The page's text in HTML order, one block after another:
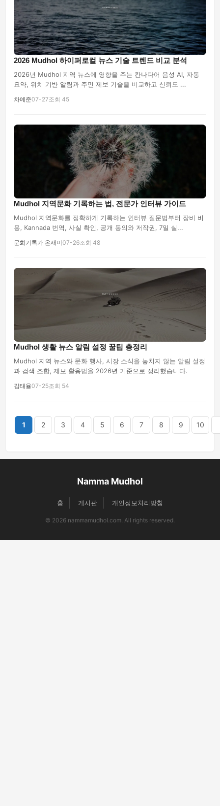
2026 Mudhol 하이퍼로컬 뉴스 기술 트렌드 비교 분석
2026년 Mudhol 지역 뉴스에 영향을 주는 칸나다어 음성 AI, 자동
요약, 위치 기반 알림과 주민 제보 기술을 비교하고 신뢰도 ...
차예준07-27조회 45
Mudhol 지역문화 기록하는 법, 전문가 인터뷰 가이드
Mudhol 지역문화를 정확하게 기록하는 인터뷰 질문법부터 장비 비
용, Kannada 번역, 사실 확인, 공개 동의와 저작권, 7일 실...
문화기록가 온새미07-26조회 48
Mudhol 생활 뉴스 알림 설정 꿀팁 총정리
Mudhol 지역 뉴스와 문화 행사, 시장 소식을 놓치지 않는 알림 설정
과 검색 조합, 제보 활용법을 2026년 기준으로 정리했습니다.
김태율07-25조회 54
1 2 3 4 5 6 7 8 9 10
Namma Mudhol
홈 게시판 개인정보처리방침
© 2026 nammamudhol.com. All rights reserved.